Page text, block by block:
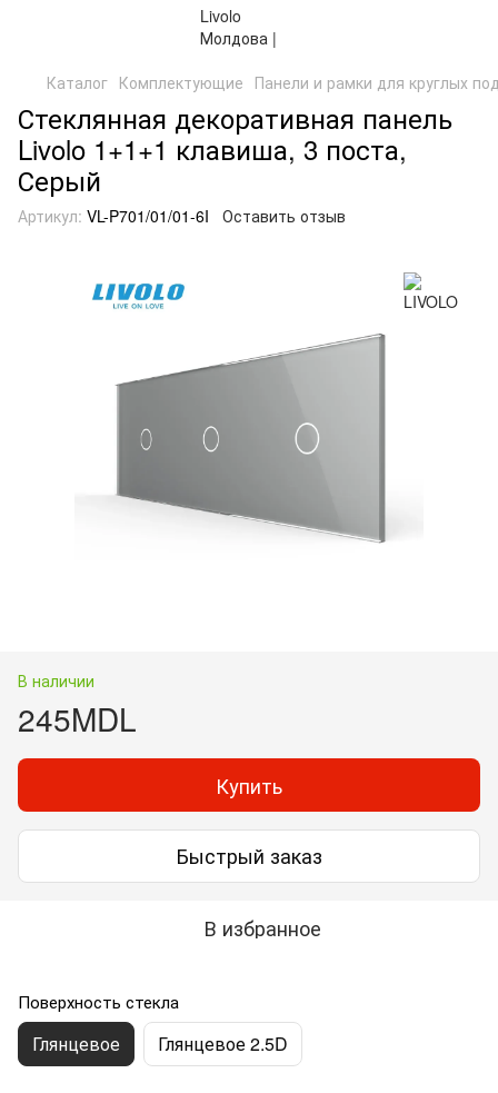
Каталог Комплектующие Панели и рамки для круглых
Стеклянная декоративная панель
Livolo 1+1+1 клавиша, 3 поста,
Серый
Артикул: VL-P701/01/01-6I Оставить отзыв
В наличии
245MDL
Купить
Быстрый заказ
В избранное
Поверхность стекла
Глянцевое Глянцевое 2.5D